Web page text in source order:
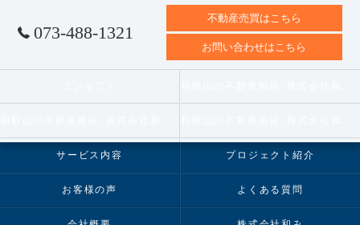
073-488-1321
不動産売買はこちら
お問い合わせはこちら
サービス内容 プロジェクト紹介
お客様の声 よくある質問